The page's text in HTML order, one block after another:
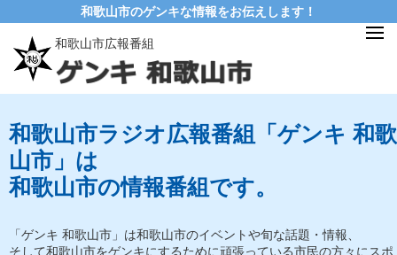
和歌山市のゲンキな情報をお伝えします！
和歌山市広報番組
和歌山市ラジオ広報番組「ゲンキ 和歌
山市」は
和歌山市の情報番組です。
「ゲンキ 和歌山市」は和歌山市のイベントや旬な話題・情報、
そして和歌山市をゲンキにするために頑張っている市民の方々にスポ